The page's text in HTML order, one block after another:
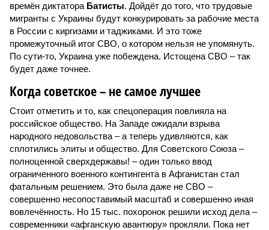
времён диктатора Батисты. Дойдёт до того, что трудовые
мигранты с Украины будут конкурировать за рабочие места
в России с киргизами и таджиками. И это тоже
промежуточный итог СВО, о котором нельзя не упомянуть.
По сути-то, Украина уже побеждена. Истощена СВО – так
будет даже точнее.
Когда советское – не самое лучшее
Стоит отметить и то, как спецоперация повлияла на
российское общество. На Западе ожидали взрыва
народного недовольства – а теперь удивляются, как
сплотились элиты и общество. Для Советского Союза –
полноценной сверхдержавы! – один только ввод
ограниченного военного контингента в Афганистан стал
фатальным решением. Это была даже не СВО –
совершенно несопоставимый масштаб и совершенно иная
вовлечённость. Но 15 тыс. похоронок решили исход дела –
современники «афганскую авантюру» прокляли. Пока нет